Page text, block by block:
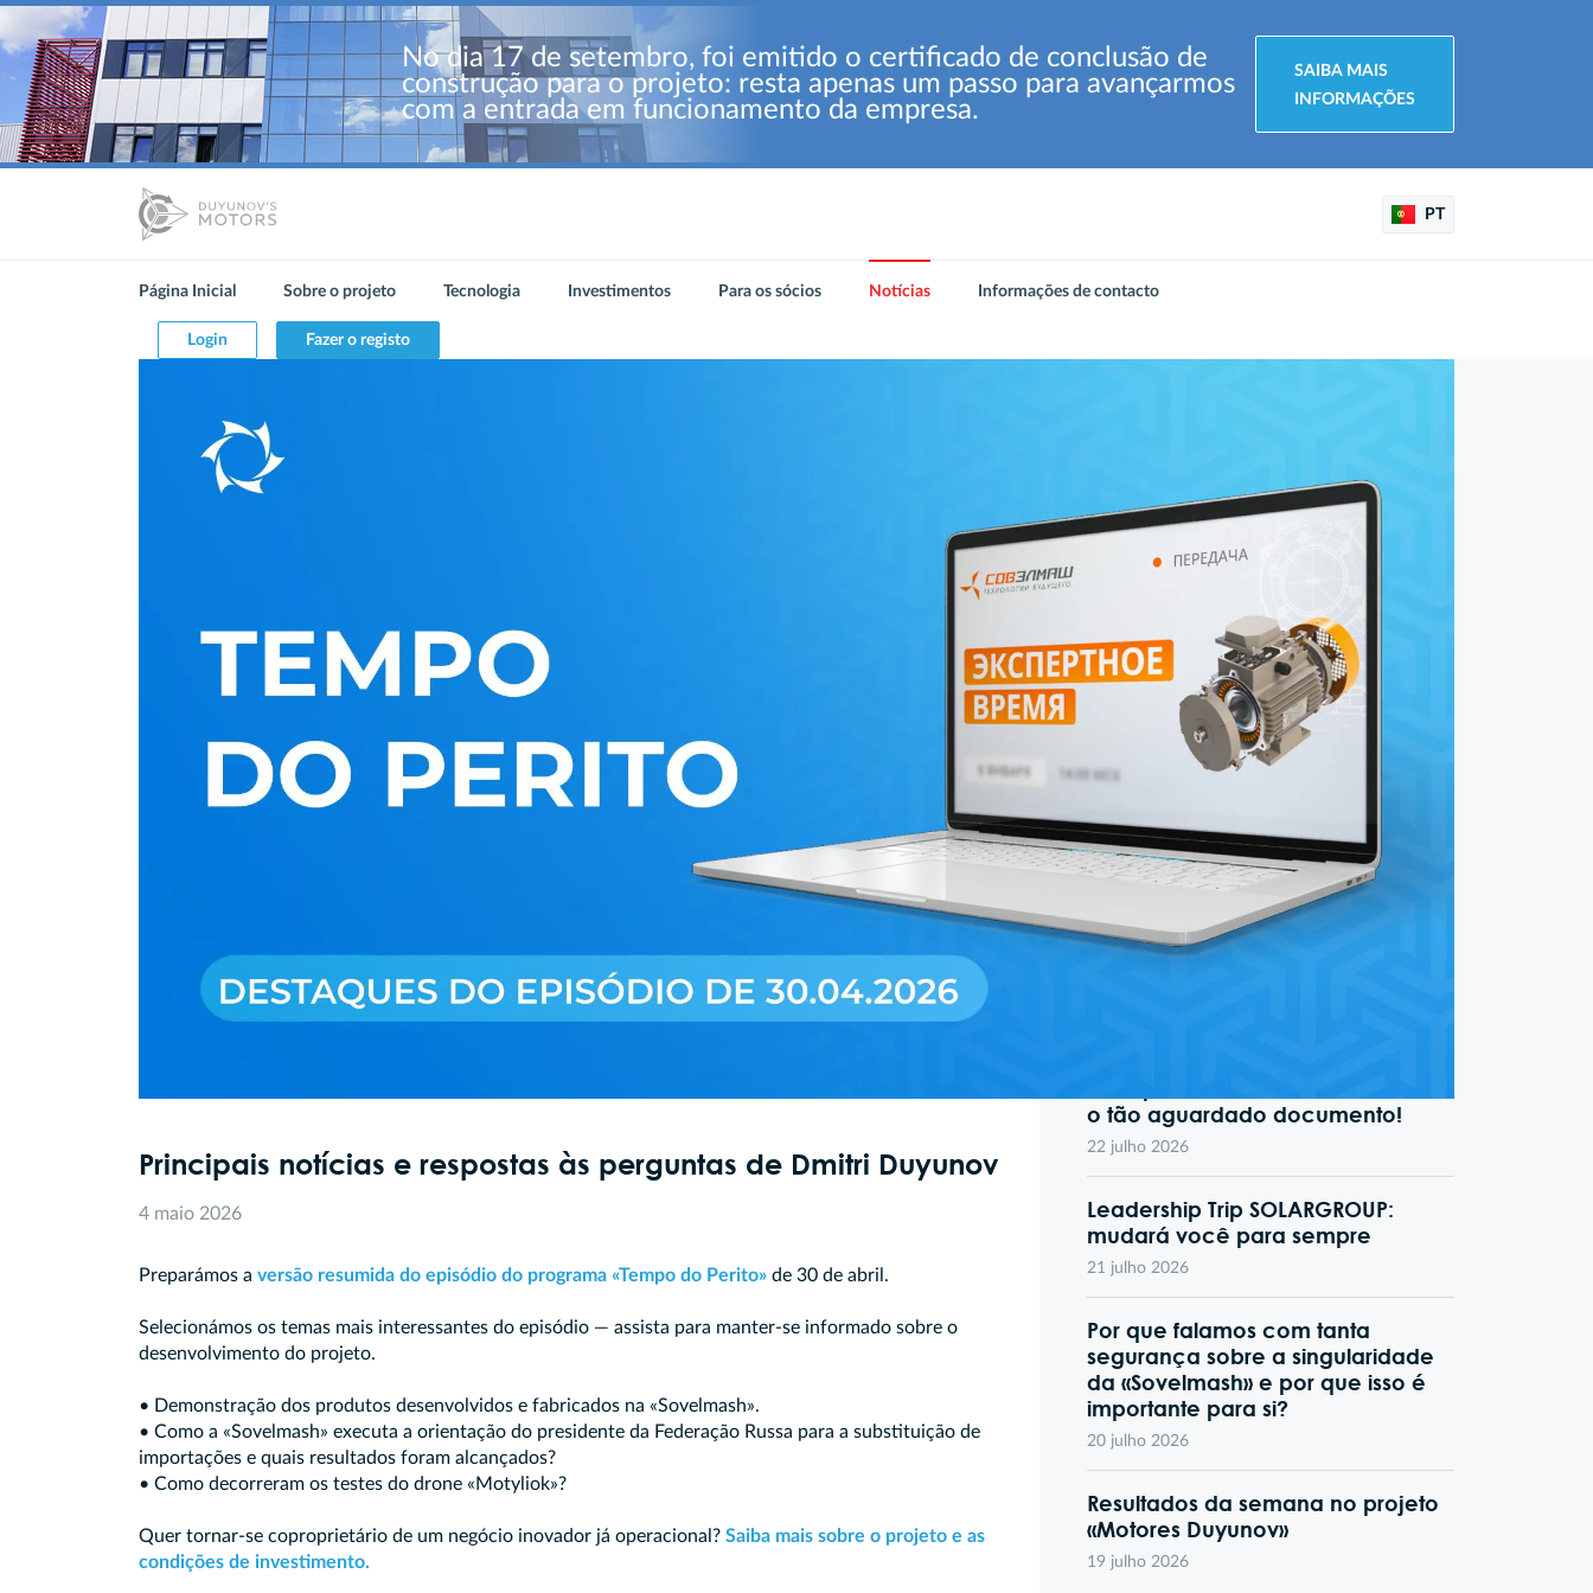
No dia 17 de setembro, foi emitido o certificado de conclusão de
construção para o projeto: resta apenas um passo para avançarmos
com a entrada em funcionamento da empresa.
SAIBA MAIS
INFORMAÇÕES
PT
Página Inicial Sobre o projeto Tecnologia Investimentos Para os sócios Notícias Informações de contacto
Login Fazer o registo
Principais notícias e respostas às perguntas de Dmitri Duyunov
4 maio 2026
Preparámos a versão resumida do episódio do programa «Tempo do Perito» de 30 de abril.
Selecionámos os temas mais interessantes do episódio — assista para manter-se informado sobre o
desenvolvimento do projeto.
• Demonstração dos produtos desenvolvidos e fabricados na «Sovelmash».
• Como a «Sovelmash» executa a orientação do presidente da Federação Russa para a substituição de
importações e quais resultados foram alcançados?
• Como decorreram os testes do drone «Motyliok»?
Quer tornar-se coproprietário de um negócio inovador já operacional? Saiba mais sobre o projeto e as
condições de investimento.
2 agosto 2026
Principais acontecimentos da
«Sovelmash» em julho
Principais notícias e sessão de
perguntas e respostas com Dmitri
Duyunov
o tão aguardado documento!
22 julho 2026
Leadership Trip SOLARGROUP:
mudará você para sempre
21 julho 2026
Por que falamos com tanta
segurança sobre a singularidade
da «Sovelmash» e por que isso é
importante para si?
20 julho 2026
Resultados da semana no projeto
«Motores Duyunov»
19 julho 2026